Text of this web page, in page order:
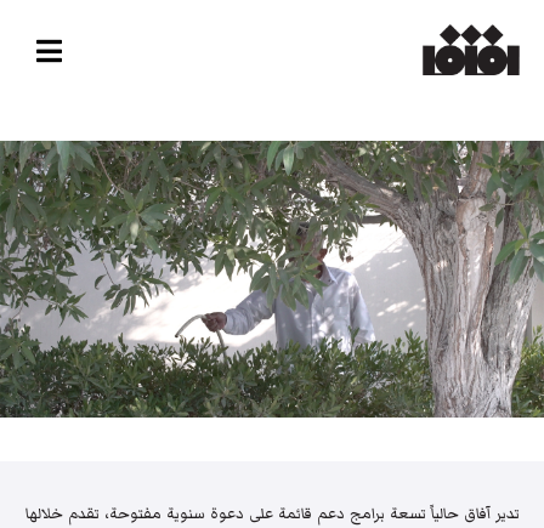
تدير آفاق حالياً تسعة برامج دعم قائمة على دعوة سنوية مفتوحة، تقدم خلالها